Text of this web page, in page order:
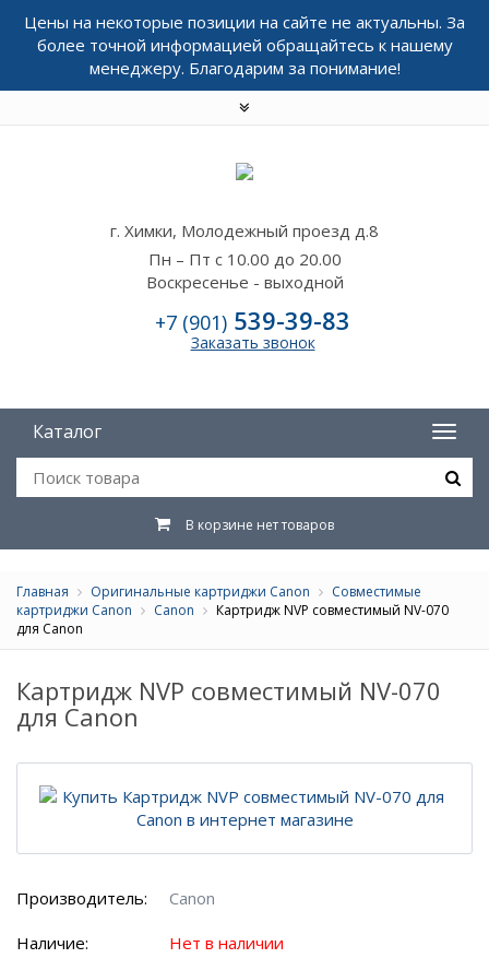
Цены на некоторые позиции на сайте не актуальны. За
более точной информацией обращайтесь к нашему
менеджеру. Благодарим за понимание!
г. Химки, Молодежный проезд д.8
Пн – Пт с 10.00 до 20.00
Воскресенье - выходной
+7 (901) 539-39-83
Заказать звонок
Каталог
В корзине нет товаров
Главная Оригинальные картриджи Canon
Совместимые
картриджи Canon
Canon
Картридж NVP совместимый NV-070
для Canon
Картридж NVP совместимый NV-070
для Canon
Производитель: Canon
Наличие: Нет в наличии